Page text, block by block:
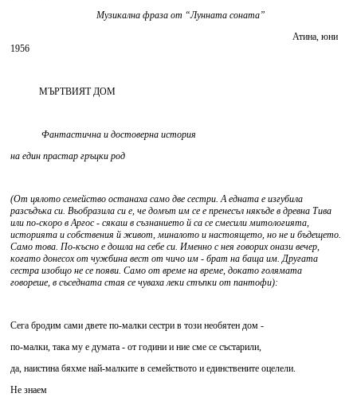
Музикална фраза от “Лунната соната”
Атина, юни
1956
МЪРТВИЯТ ДОМ
Фантастична и достоверна история
на един прастар гръцки род
(От цялото семейство останаха само две сестри. А едната е изгубила
разсъдъка си. Въобразила си е, че домът им се е пренесъл някъде в древна Тива
или по-скоро в Аргос - сякаш в съзнанието й са се смесили митологията,
историята и собствения й живот, миналото и настоящето, но не и бъдещето.
Само това. По-късно е дошла на себе си. Именно с нея говорих онази вечер,
когато донесох от чужбина вест от чичо им - брат на баща им. Другата
сестра изобщо не се появи. Само от време на време, докато голямата
говореше, в съседната стая се чуваха леки стъпки от пантофи):
Сега бродим сами двете по-малки сестри в този необятен дом -
по-малки, така му е думата - от години и ние сме се състарили,
да, наистина бяхме най-малките в семейството и единствените оцелели.
Не знаем